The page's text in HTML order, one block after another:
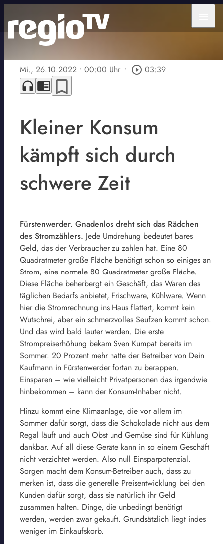
Mi., 26.10.2022 • 00:00 Uhr • play_circle_outline 03:39
headphones chrome_reader_mode bookmark_border
Kleiner Konsum
kämpft sich durch
schwere Zeit
Fürstenwerder. Gnadenlos dreht sich das Rädchen
des Stromzählers. Jede Umdrehung bedeutet bares
Geld, das der Verbraucher zu zahlen hat. Eine 80
Quadratmeter große Fläche benötigt schon so einiges an
Strom, eine normale 80 Quadratmeter große Fläche.
Diese Fläche beherbergt ein Geschäft, das Waren des
täglichen Bedarfs anbietet, Frischware, Kühlware. Wenn
hier die Stromrechnung ins Haus flattert, kommt kein
Wutschrei, aber ein schmerzvolles Seufzen kommt schon.
Und das wird bald lauter werden. Die erste
Strompreiserhöhung bekam Sven Kumpat bereits im
Sommer. 20 Prozent mehr hatte der Betreiber von Dein
Kaufmann in Fürstenwerder fortan zu berappen.
Einsparen – wie vielleicht Privatpersonen das irgendwie
hinbekommen – kann der Konsum-Inhaber nicht.
Hinzu kommt eine Klimaanlage, die vor allem im
Sommer dafür sorgt, dass die Schokolade nicht aus dem
Regal läuft und auch Obst und Gemüse sind für Kühlung
dankbar. Auf all diese Geräte kann in so einem Geschäft
nicht verzichtet werden. Also null Einsparpotenzial.
Sorgen macht dem Konsum-Betreiber auch, dass zu
merken ist, dass die generelle Preisentwicklung bei den
Kunden dafür sorgt, dass sie natürlich ihr Geld
zusammen halten. Dinge, die unbedingt benötigt
werden, werden zwar gekauft. Grundsätzlich liegt indes
weniger im Einkaufskorb.